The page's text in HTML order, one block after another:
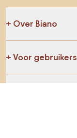
Over Biano
Voor gebruikers